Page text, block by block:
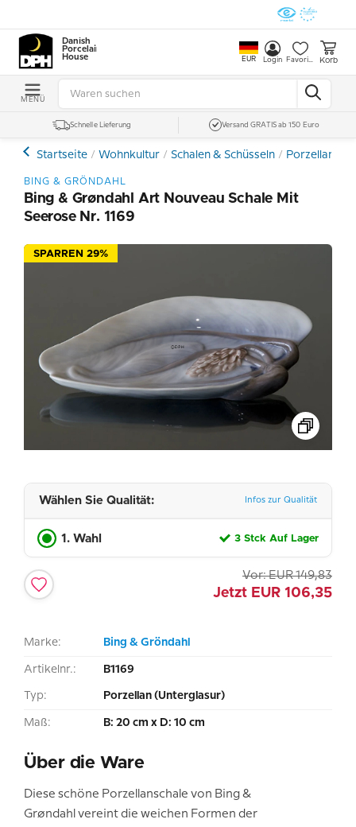
Danish
Porcelain
House
EUR Login Favoriten Korb
MENÜ
Schnelle Lieferung Versand GRATIS ab 150 Euro
Startseite Wohnkultur Schalen & Schüsseln Porzellan
BING & GRÖNDAHL
Bing & Grøndahl Art Nouveau Schale Mit
Seerose Nr. 1169
SPARREN 29%
Wählen Sie Qualität: Infos zur Qualität
1. Wahl 3 Stck Auf Lager
Vor: EUR 149,83
Jetzt EUR 106,35
Marke: Bing & Gröndahl
Artikelnr.: B1169
Typ: Porzellan (Unterglasur)
Maß: B: 20 cm x D: 10 cm
Über die Ware
Diese schöne Porzellanschale von Bing &
Grøndahl vereint die weichen Formen der